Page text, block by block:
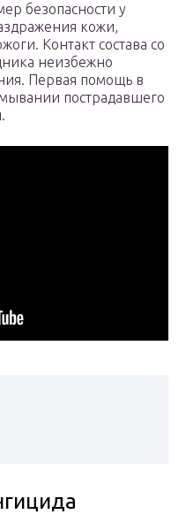
безопасности у
кожи,
Контакт состава со
неизбежно
Первая помощь в
пострадавшего